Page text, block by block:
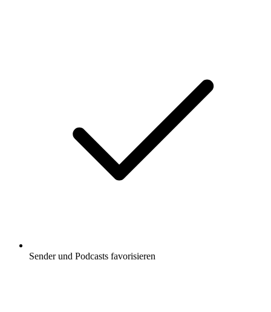
Sender und Podcasts favorisieren